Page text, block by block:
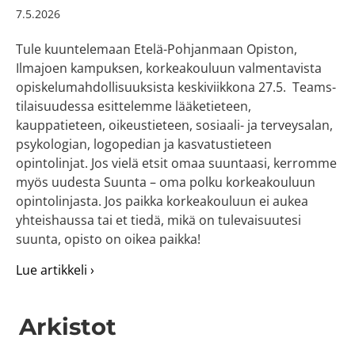
Arkistot
7.5.2026
Tule kuuntelemaan Etelä-Pohjanmaan Opiston,
Ilmajoen kampuksen, korkeakouluun valmentavista
opiskelumahdollisuuksista keskiviikkona 27.5. Teams-
tilaisuudessa esittelemme lääketieteen,
kauppatieteen, oikeustieteen, sosiaali- ja terveysalan,
psykologian, logopedian ja kasvatustieteen
opintolinjat. Jos vielä etsit omaa suuntaasi, kerromme
myös uudesta Suunta – oma polku korkeakouluun
opintolinjasta. Jos paikka korkeakouluun ei aukea
yhteishaussa tai et tiedä, mikä on tulevaisuutesi
suunta, opisto on oikea paikka!
Lue artikkeli ›